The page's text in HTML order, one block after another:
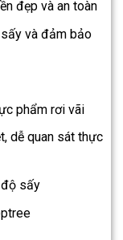
đẹp và an toàn
và đảm bảo
phẩm rơi vãi
dễ quan sát thực
độ sấy